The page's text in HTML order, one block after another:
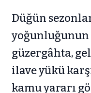
Düğün
yoğunluğunun
güzergâhta,
ilave yükü
kamu yararı